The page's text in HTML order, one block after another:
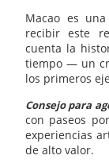
Macao es
recibir este
cuenta la
tiempo — un
los primeros
Consejo para
con paseos
experiencias
de alto valor.